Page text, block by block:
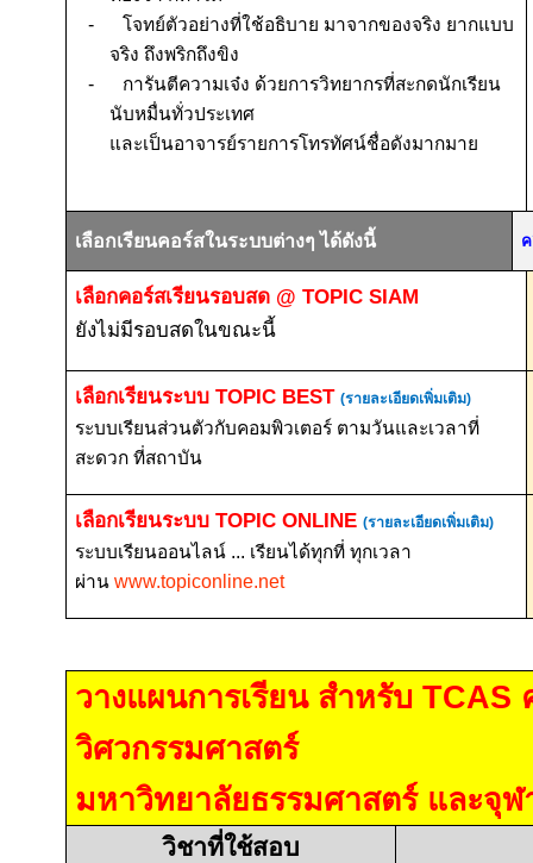
-
โจทย์ตัวอย่างที่ใช้อธิบาย มาจากของจริง ยากแบบ
จริง ถึงพริกถึงขิง
-
การันตีความเจ๋ง ด้วยการวิทยากรที่สะกดนักเรียน
นับหมื่นทั่วประเทศ
และเป็นอาจารย์รายการโทรทัศน์ชื่อดังมากมาย
เลือกเรียนคอร์สในระบบต่างๆ ได้ดังนี้
เลือกคอร์สเรียนรอบสด @ TOPIC SIAM
ยังไม่มีรอบสดในขณะนี้
เลือกเรียนระบบTOPIC BEST (รายละเอียดเพิ่มเติม)
ระบบเรียนส่วนตัวกับคอมพิวเตอร์ ตามวันและเวลาที่
สะดวก ที่สถาบัน
เลือกเรียนระบบTOPIC ONLINE (รายละเอียดเพิ่มเติม)
ระบบเรียนออนไลน์ ... เรียนได้ทุกที่ ทุกเวลา
ผ่านwww.topiconline.net
วางแผนการเรียน สำหรับTCAS
วิศวกรรมศาสตร์
มหาวิทยาลัยธรรมศาสตร์ และจุ
วิชาที่ใช้สอบ